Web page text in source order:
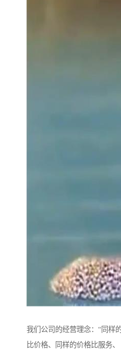
我们公司的经营理念：“同样
比价格、同样的价格比服务